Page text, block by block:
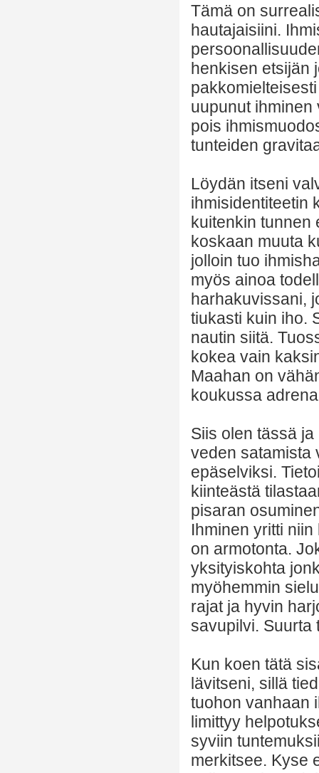
Tämä on
hautajaisiini.
henkisen etsijän
uupunut
pois
tunteiden
Löydän itseni
ihmisidentiteetin
kuitenkin tunnen
koskaan muuta
jolloin tuo
myös ainoa
harhakuvissani,
tiukasti kuin iho.
nautin siitä.
kokea vain
Maahan on
koukussa
Siis olen tässä
veden satamista
epäselviksi.
kiinteästä
pisaran
Ihminen yritti
on armotonta.
yksityiskohta
myöhemmin
rajat ja hyvin
savupilvi. Suurta
Kun koen tätä
lävitseni, sillä
tuohon vanhaan
limittyy
syviin
merkitsee. Kyse